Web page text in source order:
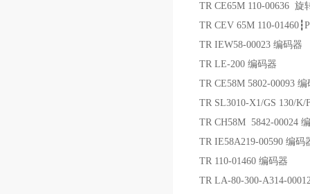
TR CE65M 110-00636 旋
TR CEV 65M 110-
TR IEW58-00023 编码器
TR LE-200 编码器
TR CE58M 5802-00093
TR SL3010-X1/GS 130/K/
TR CH58M 5842-00024
TR IE58A219-00590 编码
TR 110-01460 编码器
TR LA-80-300-A314-